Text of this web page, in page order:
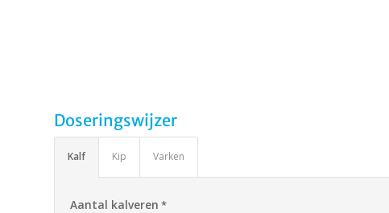
Doseringswijzer
Kalf Kip Varken
Aantal kalveren *